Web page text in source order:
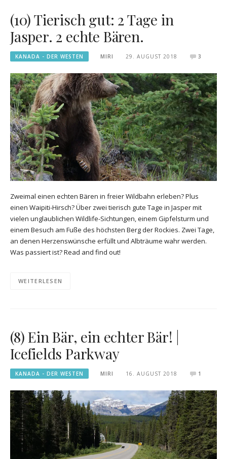
(10) Tierisch gut: 2 Tage in
Jasper. 2 echte Bären.
KANADA - DER WESTEN MIRI 29. AUGUST 2018 3
Zweimal einen echten Bären in freier Wildbahn erleben? Plus
einen Waipiti-Hirsch? Über zwei tierisch gute Tage in Jasper mit
vielen unglaublichen Wildlife-Sichtungen, einem Gipfelsturm und
einem Besuch am Fuße des höchsten Berg der Rockies. Zwei Tage,
an denen Herzenswünsche erfüllt und Albträume wahr werden.
Was passiert ist? Read and find out!
WEITERLESEN
(8) Ein Bär, ein echter Bär! |
Icefields Parkway
KANADA - DER WESTEN MIRI 16. AUGUST 2018 1